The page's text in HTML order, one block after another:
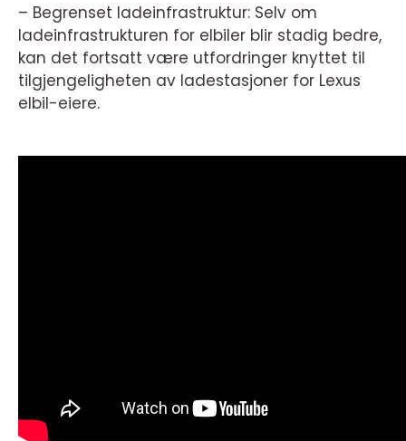
– Begrenset ladeinfrastruktur: Selv om
ladeinfrastrukturen for elbiler blir stadig bedre,
kan det fortsatt være utfordringer knyttet til
tilgjengeligheten av ladestasjoner for Lexus
elbil-eiere.